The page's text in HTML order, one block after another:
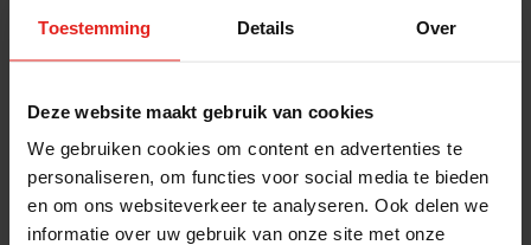
Toestemming Details Over
Deze website maakt gebruik van cookies
We gebruiken cookies om content en advertenties te
personaliseren, om functies voor social media te bieden
en om ons websiteverkeer te analyseren. Ook delen we
informatie over uw gebruik van onze site met onze
winnaar van het Appeltje van Oranje.
Actuele vacatures
Pers en media
Jaarverslag 2025
Contact
Klachtenprocedure
Privacyverklaring
Opzeggen